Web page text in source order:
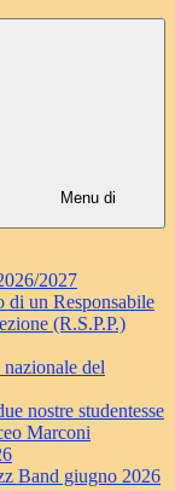
Menu di
2027
di un Responsabile
(R.S.P.P.)
del
nostre studentesse
Marconi
Band giugno 2026